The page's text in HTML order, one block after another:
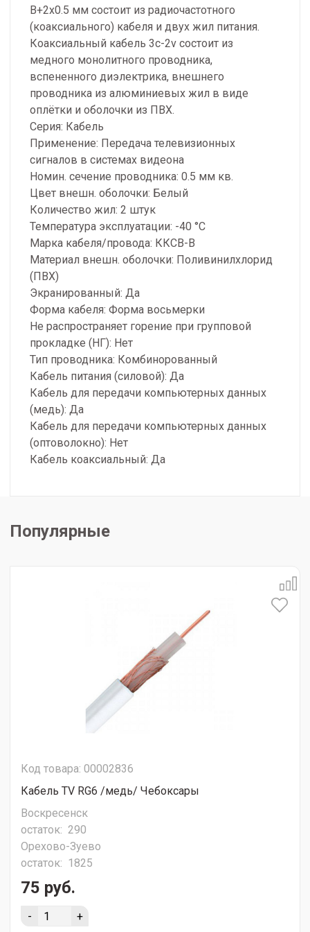
В+2х0.5 мм состоит из радиочастотного
(коаксиального) кабеля и двух жил питания.
Коаксиальный кабель 3с-2v состоит из
медного монолитного проводника,
вспененного диэлектрика, внешнего
проводника из алюминиевых жил в виде
оплётки и оболочки из ПВХ.
Серия: Кaбeль
Применение: Передача телевизионных
сигналов в системах видеона
Номин. сечение проводника: 0.5 мм кв.
Цвет внешн. оболочки: Белый
Количество жил: 2 штук
Температура эксплуатации: -40 °C
Марка кабеля/провода: ККСВ-В
Материал внешн. оболочки: Поливинилхлорид
(ПВХ)
Экранированный: Да
Форма кабеля: Форма восьмерки
Не распространяет горение при групповой
прокладке (НГ): Нет
Тип проводника: Комбинорованный
Кабель питания (силовой): Да
Кабель для передачи компьютерных данных
(медь): Да
Кабель для передачи компьютерных данных
(оптоволокно): Нет
Кабель коаксиальный: Да
Популярные
Код товара: 00002836
Кабель TV RG6 /медь/ Чебоксары
Воскресенск
остаток: 290
Орехово-Зуево
остаток: 1825
75 руб.
- +